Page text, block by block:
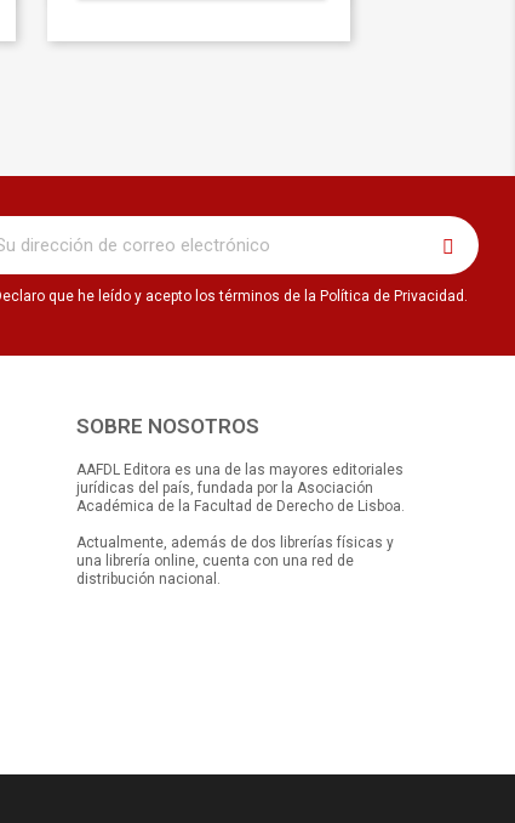
que he leído y acepto los términos de la Política de Privacidad.
SOBRE NOSOTROS
AAFDL Editora es una de las mayores editoriales
jurídicas del país, fundada por la Asociación
Académica de la Facultad de Derecho de Lisboa.
Actualmente, además de dos librerías físicas y
una librería online, cuenta con una red de
distribución nacional.